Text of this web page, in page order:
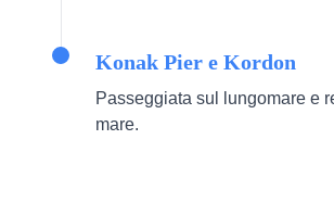
Konak Pier e Kordon
Passeggiata sul lungomare e
mare.